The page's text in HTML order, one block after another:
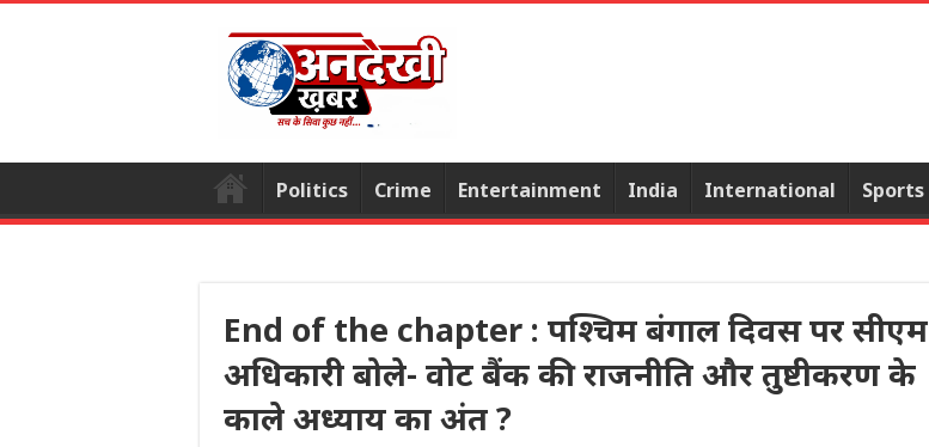
Politics Crime Entertainment India International Sports
End of the chapter : पश्चिम बंगाल दिवस पर सीएम
अधिकारी बोले- वोट बैंक की राजनीति और तुष्टीकरण के
काले अध्याय का अंत ?